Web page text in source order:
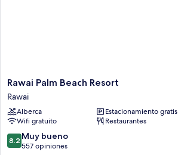
Rawai
Palm
Beach
Resort
Rawai
Rawai Palm Beach Resort
Rawai
Alberca
Estacionamiento gratis
Wifi gratuito
Restaurantes
8.2
de
8.2 Muy bueno
557 opiniones